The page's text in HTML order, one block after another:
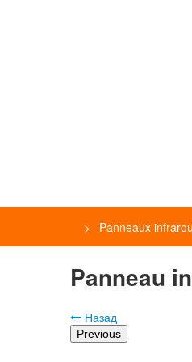
Panneaux
Panneau
Назад
Previous